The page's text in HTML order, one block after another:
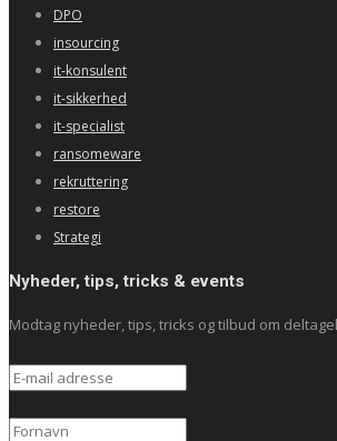
DPO
insourcing
it-konsulent
it-sikkerhed
it-specialist
ransomeware
rekruttering
restore
Strategi
Nyheder, tips, tricks & events
Modtag nyheder, tips, tricks og tilbud om